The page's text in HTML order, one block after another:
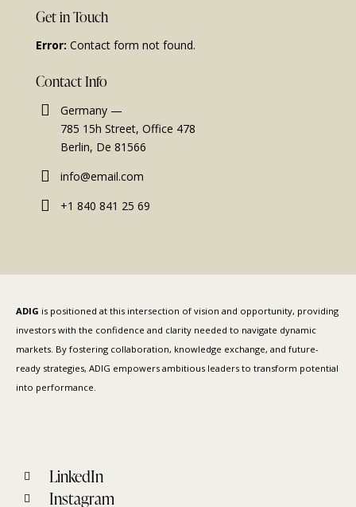
Get in Touch
Error: Contact form not found.
Contact Info
Germany —
785 15h Street, Office 478
Berlin, De 81566
info@email.com
+1 840 841 25 69
ADIG is positioned at this intersection of vision and opportunity, providing
investors with the confidence and clarity needed to navigate dynamic
markets. By fostering collaboration, knowledge exchange, and future-
ready strategies, ADIG empowers ambitious leaders to transform potential
into performance.
LinkedIn
Instagram